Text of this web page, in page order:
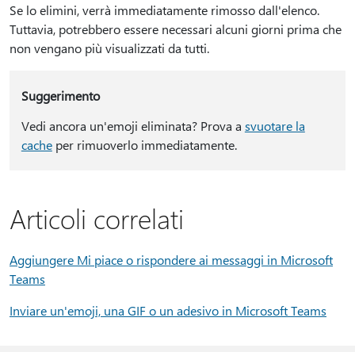
Se lo elimini, verrà immediatamente rimosso dall'elenco.
Tuttavia, potrebbero essere necessari alcuni giorni prima che
non vengano più visualizzati da tutti.
Suggerimento
Vedi ancora un'emoji eliminata? Prova a svuotare la
cacheper rimuoverlo immediatamente.
Articoli correlati
Aggiungere Mi piace o rispondere ai messaggi in Microsoft
Teams
Inviare un'emoji, una GIF o un adesivo in Microsoft Teams